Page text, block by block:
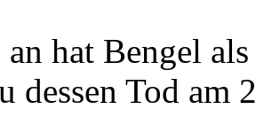
hat Bengel
dessen Tod am